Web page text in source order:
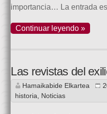
importancia… La entrada
Continuar leyendo »
Las revistas del
Hamaikabide Elkartea
historia
Noticias